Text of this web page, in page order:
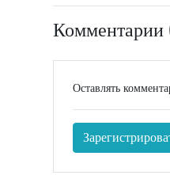
Комментарии
Оставлять